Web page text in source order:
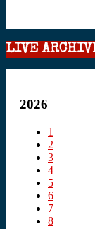
LIVE
2026
1
2
3
4
5
6
7
8